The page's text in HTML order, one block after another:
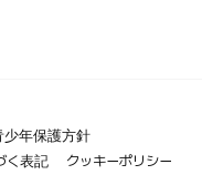
少年保護方針
く表記
クッキーポリシー